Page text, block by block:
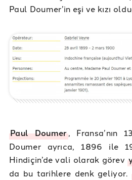
Paul Doumer’in eşi ve kızı
Paul Doumer, Fransa’nın
Doumer ayrıca, 1896 ile
Hindiçin’de vali olarak görev
da bu tarihlere denk geliyor.